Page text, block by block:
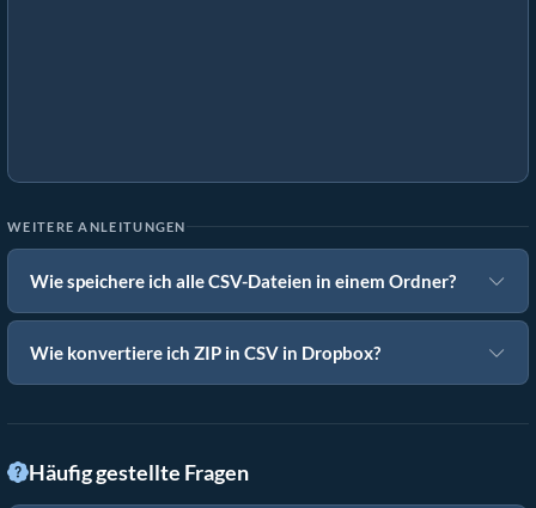
WEITERE ANLEITUNGEN
Wie speichere ich alle CSV-Dateien in einem Ordner?
Wie konvertiere ich ZIP in CSV in Dropbox?
Häufig gestellte Fragen